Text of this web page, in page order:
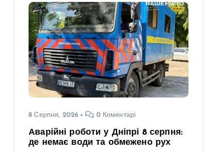
8 Серпня, 2026 0 Коментарі
Аварійні роботи у Дніпрі 8 серпня:
де немає води та обмежено рух